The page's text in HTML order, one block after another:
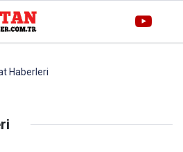
Haberleri